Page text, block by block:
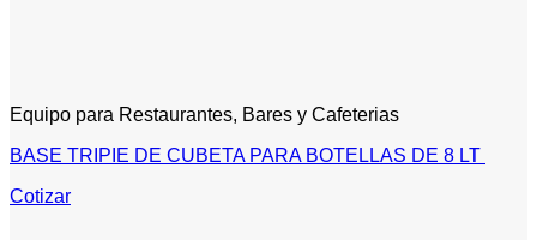
Equipo para Restaurantes, Bares y Cafeterias
BASE TRIPIE DE CUBETA PARA BOTELLAS DE 8 LT
Cotizar